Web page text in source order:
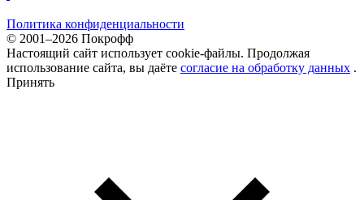
Политика конфиденциальности
© 2001–2026 Покрофф
Настоящий сайт использует cookie-файлы. Продолжая
использование сайта, вы даёте согласие на обработку данных .
Принять